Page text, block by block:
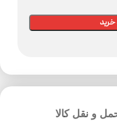
و نقل کالا